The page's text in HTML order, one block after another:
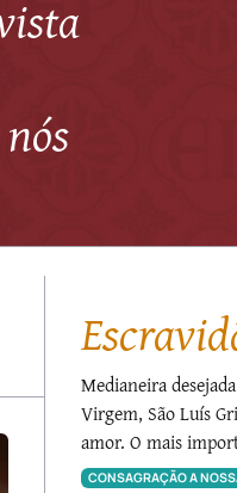
Medianeira
Virgem, São Luís
amor. O mais
CONSAGRAÇÃO A